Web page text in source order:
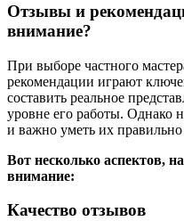
Отзывы и
внимание?
При выборе частного
рекомендации играют
составить реальное
уровне его работы. Однако
и важно уметь их правильно
Вот несколько аспектов,
внимание:
Качество отзывов